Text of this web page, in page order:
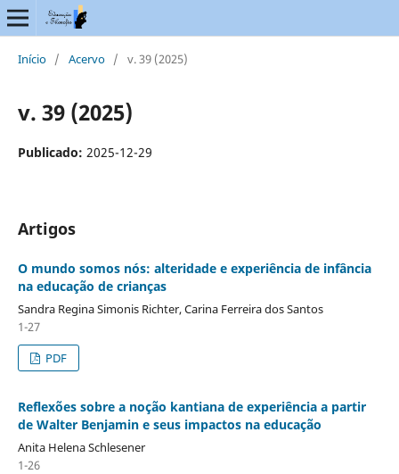
Início / Acervo / v. 39 (2025)
v. 39 (2025)
Publicado: 2025-12-29
Artigos
O mundo somos nós: alteridade e experiência de infância
na educação de crianças
Sandra Regina Simonis Richter, Carina Ferreira dos Santos
1-27
PDF
Reflexões sobre a noção kantiana de experiência a partir
de Walter Benjamin e seus impactos na educação
Anita Helena Schlesener
1-26